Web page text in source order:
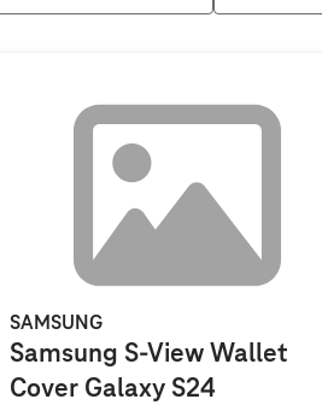
SAMSUNG
Samsung S-View Wallet
Cover Galaxy S24